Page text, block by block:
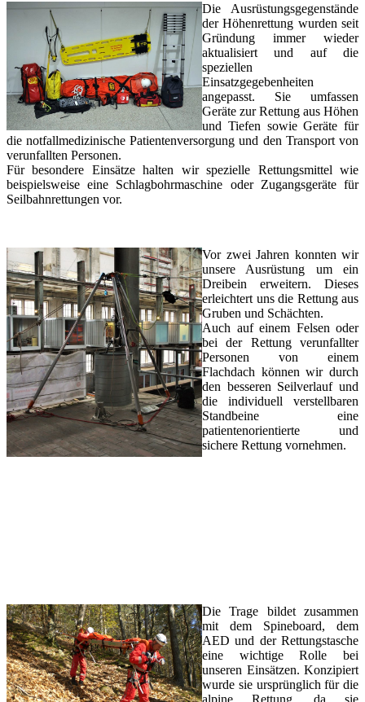
Die Ausrüstungsgegenstände
der Höhenrettung wurden seit
Gründung immer wieder
aktualisiert und auf die
speziellen
Einsatzgegebenheiten
angepasst. Sie umfassen
Geräte zur Rettung aus Höhen
und Tiefen sowie Geräte für
die notfallmedizinische Patientenversorgung und den Transport von
verunfallten Personen.
Für besondere Einsätze halten wir spezielle Rettungsmittel wie
beispielsweise eine Schlagbohrmaschine oder Zugangsgeräte für
Seilbahnrettungen vor.
Vor zwei Jahren konnten wir
unsere Ausrüstung um ein
Dreibein erweitern. Dieses
erleichtert uns die Rettung aus
Gruben und Schächten.
Auch auf einem Felsen oder
bei der Rettung verunfallter
Personen von einem
Flachdach können wir durch
den besseren Seilverlauf und
die individuell verstellbaren
Standbeine eine
patientenorientierte und
sichere Rettung vornehmen.
Die Trage bildet zusammen
mit dem Spineboard, dem
AED und der Rettungstasche
eine wichtige Rolle bei
unseren Einsätzen. Konzipiert
wurde sie ursprünglich für die
alpine Rettung, da sie